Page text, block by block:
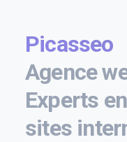
Picasseo
Agence
Experts
sites